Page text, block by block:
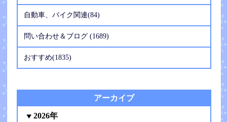
自動車、バイク関連(84)
問い合わせ＆ブログ (1689)
おすすめ(1835)
アーカイブ
2026年